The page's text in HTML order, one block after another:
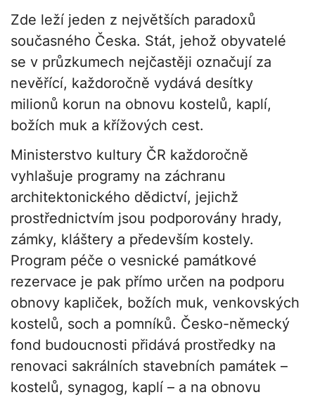
Zde leží jeden z největších paradoxů
současného Česka. Stát, jehož obyvatelé
se v průzkumech nejčastěji označují za
nevěřící, každoročně vydává desítky
milionů korun na obnovu kostelů, kaplí,
božích muk a křížových cest.
Ministerstvo kultury ČR každoročně
vyhlašuje programy na záchranu
architektonického dědictví, jejichž
prostřednictvím jsou podporovány hrady,
zámky, kláštery a především kostely.
Program péče o vesnické památkové
rezervace je pak přímo určen na podporu
obnovy kapliček, božích muk, venkovských
kostelů, soch a pomníků. Česko-německý
fond budoucnosti přidává prostředky na
renovaci sakrálních stavebních památek –
kostelů, synagog, kaplí – a na obnovu